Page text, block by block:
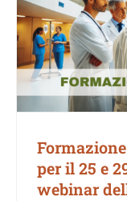
per il 25 e
webinar